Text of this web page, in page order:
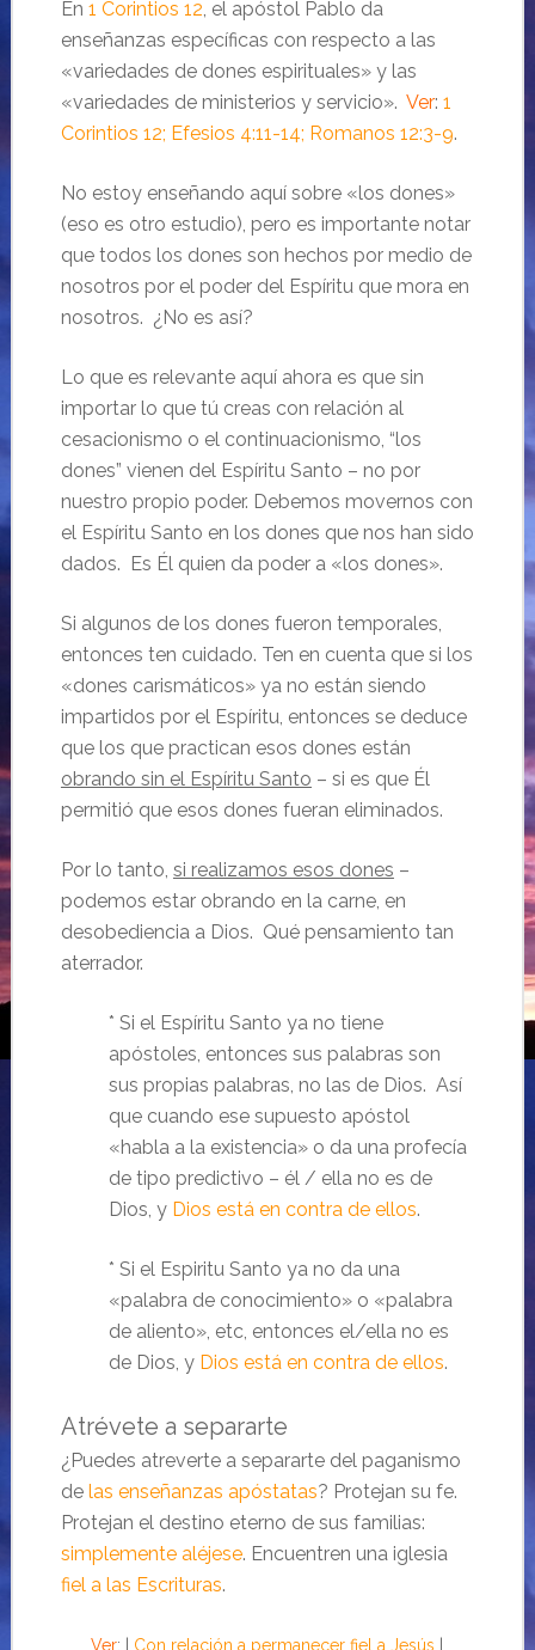
En 1 Corintios 12 , el apóstol Pablo da
enseñanzas específicas con respecto a las
«variedades de dones espirituales» y las
«variedades de ministerios y servicio». Ver: 1
Corintios 12; Efesios 4:11-14; Romanos 12:3-9.
No estoy enseñando aquí sobre «los dones»
(eso es otro estudio), pero es importante notar
que todos los dones son hechos por medio de
nosotros por el poder del Espíritu que mora en
nosotros. ¿No es así?
Lo que es relevante aquí ahora es que sin
importar lo que tú creas con relación al
cesacionismo o el continuacionismo, “los
dones” vienen del Espíritu Santo – no por
nuestro propio poder. Debemos movernos con
el Espíritu Santo en los dones que nos han sido
dados. Es Él quien da poder a «los dones».
Si algunos de los dones fueron temporales,
entonces ten cuidado. Ten en cuenta que si los
«dones carismáticos» ya no están siendo
impartidos por el Espíritu, entonces se deduce
que los que practican esos dones están
obrando sin el Espíritu Santo – si es que Él
permitió que esos dones fueran eliminados.
Por lo tanto, si realizamos esos dones –
podemos estar obrando en la carne, en
desobediencia a Dios. Qué pensamiento tan
aterrador.
* Si el Espíritu Santo ya no tiene
apóstoles, entonces sus palabras son
sus propias palabras, no las de Dios. Así
que cuando ese supuesto apóstol
«habla a la existencia» o da una profecía
de tipo predictivo – él / ella no es de
Dios, y Dios está en contra de ellos.
* Si el Espiritu Santo ya no da una
«palabra de conocimiento» o «palabra
de aliento», etc, entonces el/ella no es
de Dios, y Dios está en contra de ellos.
Atrévete a separarte
¿Puedes atreverte a separarte del paganismo
de las enseñanzas apóstatas? Protejan su fe.
Protejan el destino eterno de sus familias:
simplemente aléjese. Encuentren una iglesia
fiel a las Escrituras.
Ver: | Con relación a permanecer fiel a Jesús |